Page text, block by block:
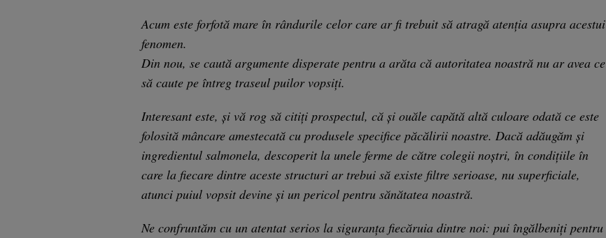
Acum este forfotă mare în rândurile celor care ar fi trebuit să atragă atenția asupra acestui
fenomen.
Din nou, se caută argumente disperate pentru a arăta că autoritatea noastră nu ar avea ce
să caute pe întreg traseul puilor vopsiți.
Interesant este, și vă rog să citiți prospectul, că și ouăle capătă altă culoare odată ce este
folosită mâncare amestecată cu produsele specifice păcălirii noastre. Dacă adăugăm și
ingredientul salmonela, descoperit la unele ferme de către colegii noștri, în condițiile în
care la fiecare dintre aceste structuri ar trebui să existe filtre serioase, nu superficiale,
atunci puiul vopsit devine și un pericol pentru sănătatea noastră.
Ne confruntăm cu un atentat serios la siguranța fiecăruia dintre noi: pui îngălbeniți pentru